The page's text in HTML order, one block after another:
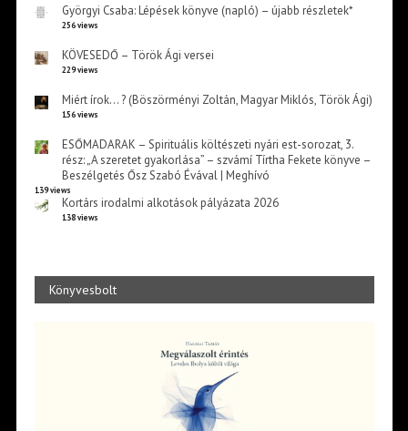
Györgyi Csaba: Lépések könyve (napló) – újabb részletek*
256 views
KÖVESEDŐ – Török Ági versei
229 views
Miért írok… ? (Böszörményi Zoltán, Magyar Miklós, Török Ági)
156 views
ESŐMADARAK – Spirituális költészeti nyári est-sorozat, 3.
rész: „A szeretet gyakorlása” – szvámí Tírtha Fekete könyve –
Beszélgetés Ősz Szabó Évával | Meghívó
139 views
Kortárs irodalmi alkotások pályázata 2026
138 views
Könyvesbolt